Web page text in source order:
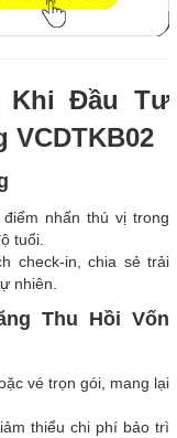
Khi Đầu Tư
VCDTKB02
nhấn thú vị trong
tuổi.
check-in, chia sẻ trải
nhiên.
Thu Hồi Vốn
vé trọn gói, mang lại
thiểu chi phí bảo trì